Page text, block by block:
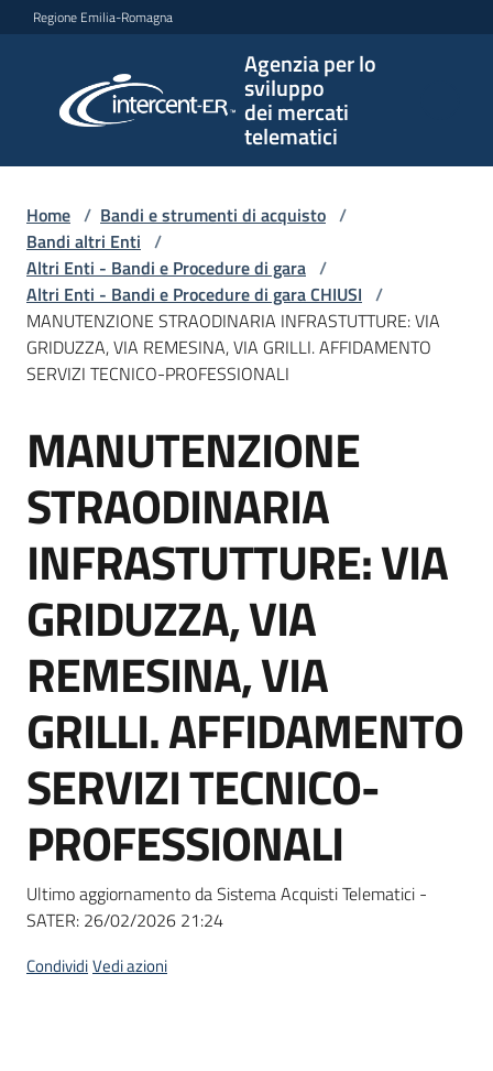
Vai al contenuto
Vai alla navigazione
Vai al footer
Regione Emilia-Romagna
Agenzia per lo
sviluppo
dei mercati
telematici
per lo
sviluppo
telematici
L'Agenzia
e
strumenti
acquisto
Supporto
Piattaforme
telematiche
site
Home / Bandi e strumenti di acquisto /
Bandi altri Enti /
Altri Enti - Bandi e Procedure di gara /
Altri Enti - Bandi e Procedure di gara CHIUSI /
MANUTENZIONE STRAODINARIA INFRASTUTTURE: VIA
GRIDUZZA, VIA REMESINA, VIA GRILLI. AFFIDAMENTO
SERVIZI TECNICO-PROFESSIONALI
Salta al contenuto
MANUTENZIONE
STRAODINARIA
INFRASTUTTURE: VIA
GRIDUZZA, VIA
REMESINA, VIA
GRILLI. AFFIDAMENTO
SERVIZI TECNICO-
PROFESSIONALI
Ultimo aggiornamento da Sistema Acquisti Telematici -
SATER: 26/02/2026 21:24
CondividiVedi azioni